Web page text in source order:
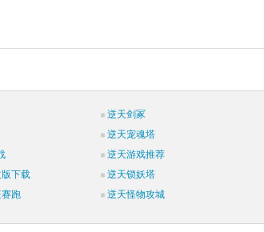
逆天剑冢
逆天宠魂塔
逆天游戏推荐
下载
逆天锁妖塔
跑 逆天怪物攻城